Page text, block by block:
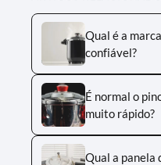
Qual é a
confiável?
É normal o
muito rápido?
Qual a panela